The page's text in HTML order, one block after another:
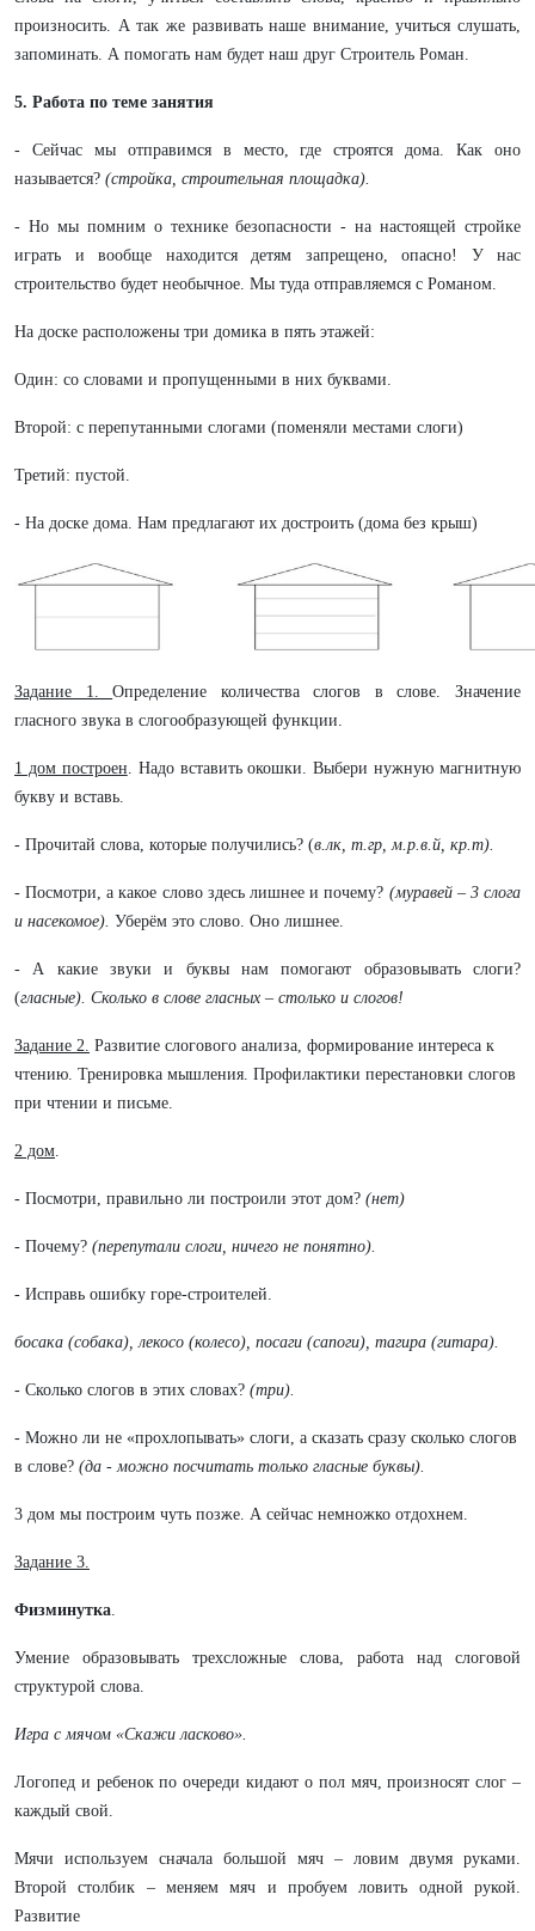
произносить. А так же развивать наше внимание, учиться слушать,
запоминать. А помогать нам будет наш друг Строитель Роман.
5. Работа по теме занятия
- Сейчас мы отправимся в место, где строятся дома. Как оно
называется? (стройка, строительная площадка).
- Но мы помним о технике безопасности - на настоящей стройке
играть и вообще находится детям запрещено, опасно! У нас
строительство будет необычное. Мы туда отправляемся с Романом.
На доске расположены три домика в пять этажей:
Один: со словами и пропущенными в них буквами.
Второй: с перепутанными слогами (поменяли местами слоги)
Третий: пустой.
- На доске дома. Нам предлагают их достроить (дома без крыш)
Задание 1.Определение количества слогов в слове. Значение
гласного звука в слогообразующей функции.
1 дом построен. Надо вставить окошки. Выбери нужную магнитную
букву и вставь.
- Прочитай слова, которые получились? (в.лк, т.гр, м.р.в.й, кр.т).
- Посмотри, а какое слово здесь лишнее и почему? (муравей – 3 слога
и насекомое). Уберём это слово. Оно лишнее.
- А какие звуки и буквы нам помогают образовывать слоги?
(гласные). Сколько в слове гласных – столько и слогов!
Задание 2. Развитие слогового анализа, формирование интереса к
чтению. Тренировка мышления. Профилактики перестановки слогов
при чтении и письме.
2 дом.
- Посмотри, правильно ли построили этот дом? (нет)
- Почему? (перепутали слоги, ничего не понятно).
- Исправь ошибку горе-строителей.
босака (собака), лекосо (колесо), посаги (сапоги), тагира (гитара).
- Сколько слогов в этих словах? (три).
- Можно ли не «прохлопывать» слоги, а сказать сразу сколько слогов
в слове? (да - можно посчитать только гласные буквы).
3 дом мы построим чуть позже. А сейчас немножко отдохнем.
Задание 3.
Физминутка.
Умение образовывать трехсложные слова, работа над слоговой
структурой слова.
Игра с мячом «Скажи ласково».
Логопед и ребенок по очереди кидают о пол мяч, произносят слог –
каждый свой.
Мячи используем сначала большой мяч – ловим двумя руками.
Второй столбик – меняем мяч и пробуем ловить одной рукой.
Развитие